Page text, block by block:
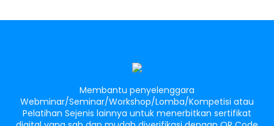
Membantu penyelenggara
Webminar/Seminar/Workshop/Lomba/Kompetisi atau
Pelatihan Sejenis lainnya untuk menerbitkan sertifikat